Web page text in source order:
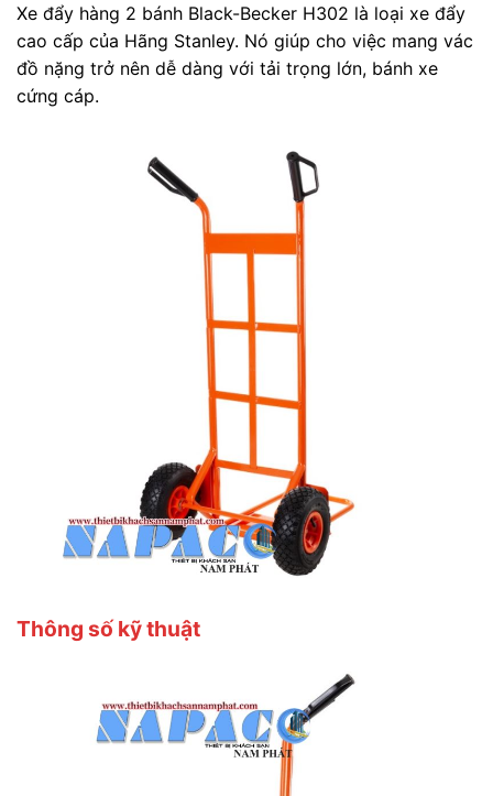
Xe đẩy hàng 2 bánh Black-Becker H302 là loại xe đẩy
cao cấp của Hãng Stanley. Nó giúp cho việc mang vác
đồ nặng trở nên dễ dàng với tải trọng lớn, bánh xe
cứng cáp.
Thông số kỹ thuật